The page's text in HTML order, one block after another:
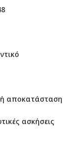
αποκατάσταση
ασκήσεις